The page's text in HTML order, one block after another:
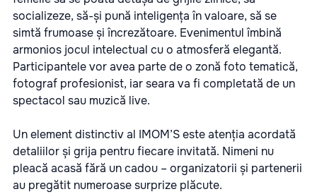
socializeze, să-și pună inteligența în valoare, să se
simtă frumoase și încrezătoare. Evenimentul îmbină
armonios jocul intelectual cu o atmosferă elegantă.
Participantele vor avea parte de o zonă foto tematică,
fotograf profesionist, iar seara va fi completată de un
spectacol sau muzică live.
Un element distinctiv al IMOM’S este atenția acordată
detaliilor și grija pentru fiecare invitată. Nimeni nu
pleacă acasă fără un cadou – organizatorii și partenerii
au pregătit numeroase surprize plăcute.